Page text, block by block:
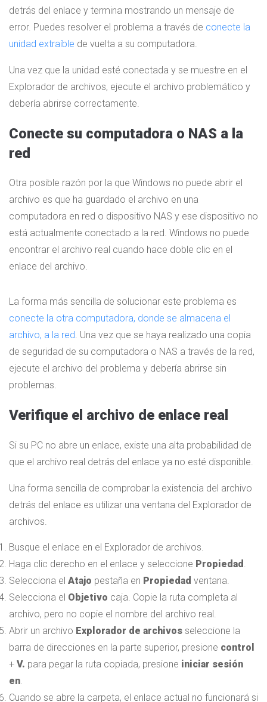
detrás del enlace y termina mostrando un mensaje de
error. Puedes resolver el problema a través de conecte la
unidad extraíble de vuelta a su computadora.
Una vez que la unidad esté conectada y se muestre en el
Explorador de archivos, ejecute el archivo problemático y
debería abrirse correctamente.
Conecte su computadora o NAS a la
red
Otra posible razón por la que Windows no puede abrir el
archivo es que ha guardado el archivo en una
computadora en red o dispositivo NAS y ese dispositivo no
está actualmente conectado a la red. Windows no puede
encontrar el archivo real cuando hace doble clic en el
enlace del archivo.
La forma más sencilla de solucionar este problema es
conecte la otra computadora, donde se almacena el
archivo, a la red. Una vez que se haya realizado una copia
de seguridad de su computadora o NAS a través de la red,
ejecute el archivo del problema y debería abrirse sin
problemas.
Verifique el archivo de enlace real
Si su PC no abre un enlace, existe una alta probabilidad de
que el archivo real detrás del enlace ya no esté disponible.
Una forma sencilla de comprobar la existencia del archivo
detrás del enlace es utilizar una ventana del Explorador de
archivos.
Busque el enlace en el Explorador de archivos.
Haga clic derecho en el enlace y seleccione Propiedad .
Selecciona el Atajo pestaña en Propiedad ventana.
Selecciona el Objetivo caja. Copie la ruta completa al
archivo, pero no copie el nombre del archivo real.
Abrir un archivo Explorador de archivos seleccione la
barra de direcciones en la parte superior, presione control
+ V. para pegar la ruta copiada, presione iniciar sesión
en.
Cuando se abre la carpeta, el enlace actual no funcionará si